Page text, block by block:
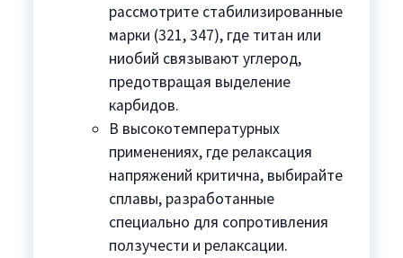
рассмотрите стабилизированные
марки (321, 347), где титан или
ниобий связывают углерод,
предотвращая выделение
карбидов.
В высокотемпературных
применениях, где релаксация
напряжений критична, выбирайте
сплавы, разработанные
специально для сопротивления
ползучести и релаксации.